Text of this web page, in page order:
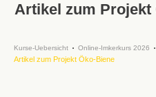
Artikel zum Projekt
Kurse-Uebersicht Online-Imkerkurs 2026
Artikel zum Projekt Öko-Biene